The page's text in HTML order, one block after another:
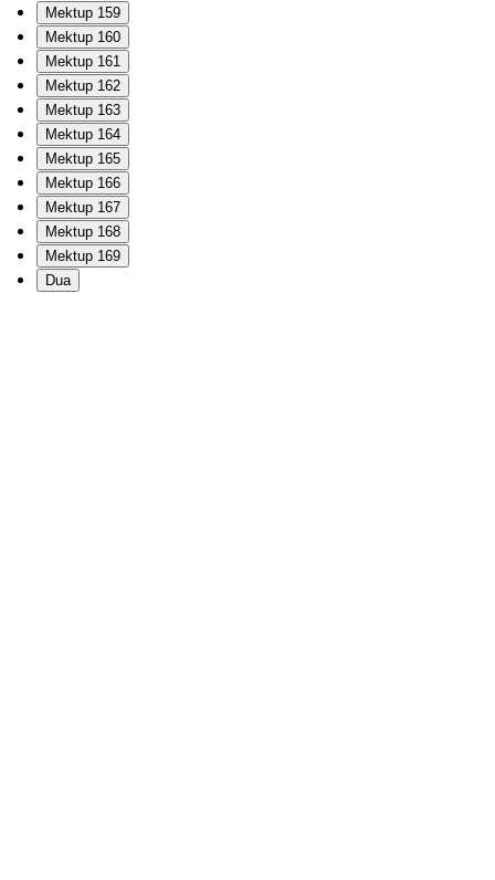
Mektup 159
Mektup 160
Mektup 161
Mektup 162
Mektup 163
Mektup 164
Mektup 165
Mektup 166
Mektup 167
Mektup 168
Mektup 169
Dua